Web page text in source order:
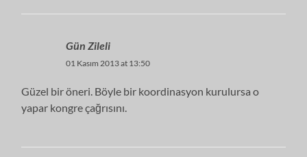
Gün Zileli
01 Kasım 2013 at 13:50
Güzel bir öneri. Böyle bir koordinasyon kurulursa o
yapar kongre çağrısını.